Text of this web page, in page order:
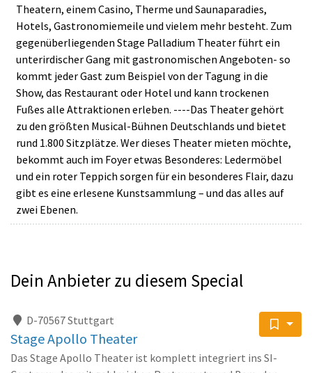
Theatern, einem Casino, Therme und Saunaparadies,
Hotels, Gastronomiemeile und vielem mehr besteht. Zum
gegenüberliegenden Stage Palladium Theater führt ein
unterirdischer Gang mit gastronomischen Angeboten- so
kommt jeder Gast zum Beispiel von der Tagung in die
Show, das Restaurant oder Hotel und kann trockenen
Fußes alle Attraktionen erleben. ----Das Theater gehört
zu den größten Musical-Bühnen Deutschlands und bietet
rund 1.800 Sitzplätze. Wer dieses Theater mieten möchte,
bekommt auch im Foyer etwas Besonderes: Ledermöbel
und ein roter Teppich sorgen für ein besonderes Flair, dazu
gibt es eine erlesene Kunstsammlung – und das alles auf
zwei Ebenen.
Dein Anbieter zu diesem Special
D-70567 Stuttgart
Stage Apollo Theater
Das Stage Apollo Theater ist komplett integriert ins SI-